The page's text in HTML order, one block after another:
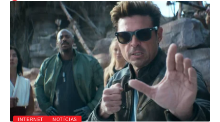
INTERNET NOTÍCIAS